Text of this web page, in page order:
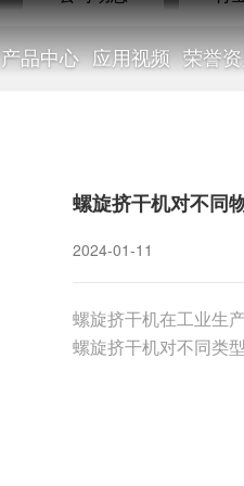
产品中心 应用视频 荣誉
新闻
NEWS
螺旋挤干机对不同
2024-01-11
螺旋挤干机在工业生
螺旋挤干机对不同类